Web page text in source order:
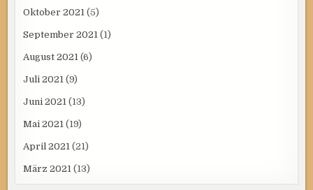
Oktober 2021 (5)
September 2021 (1)
August 2021 (6)
Juli 2021 (9)
Juni 2021 (13)
Mai 2021 (19)
April 2021 (21)
März 2021 (13)